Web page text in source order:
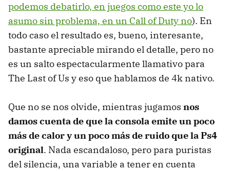
podemos debatirlo, en juegos como este yo lo
asumo sin problema, en un Call of Duty no). En
todo caso el resultado es, bueno, interesante,
bastante apreciable mirando el detalle, pero no
es un salto espectacularmente llamativo para
The Last of Us y eso que hablamos de 4k nativo.
Que no se nos olvide, mientras jugamos nos
damos cuenta de que la consola emite un poco
más de calor y un poco más de ruido que la Ps4
original. Nada escandaloso, pero para puristas
del silencia, una variable a tener en cuenta